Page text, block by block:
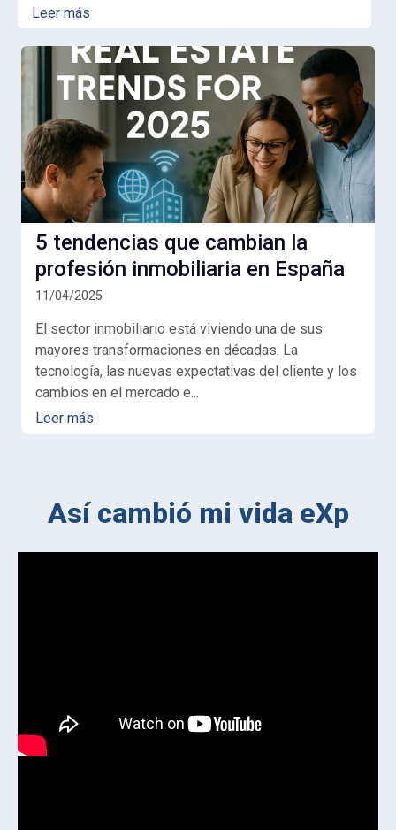
Leer más
5 tendencias que cambian la
profesión inmobiliaria en España
11/04/2025
El sector inmobiliario está viviendo una de sus
mayores transformaciones en décadas. La
tecnología, las nuevas expectativas del cliente y los
cambios en el mercado e...
Leer más
Así cambió mi vida eXp